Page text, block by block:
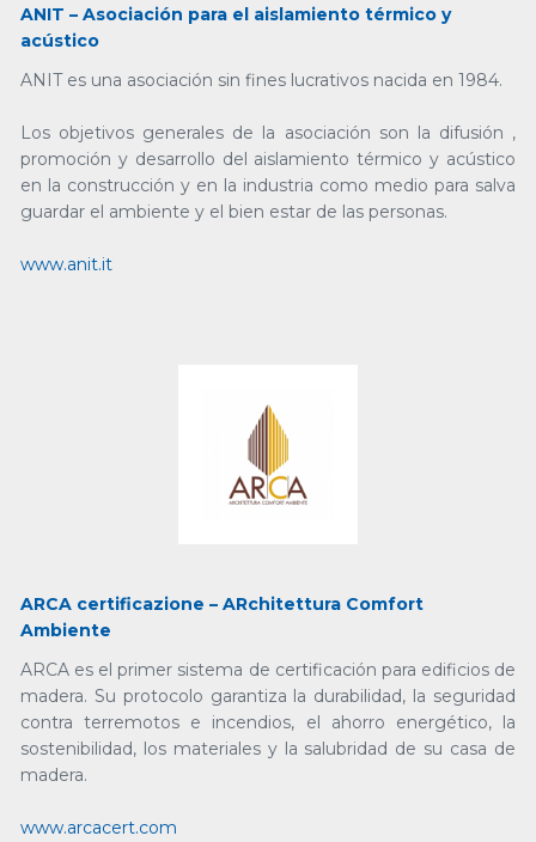
ANIT – Asociación para el aislamiento térmico y
acústico
ANIT es una asociación sin fines lucrativos nacida en 1984.
Los objetivos generales de la asociación son la difusión ,
promoción y desarrollo del aislamiento térmico y acústico
en la construcción y en la industria como medio para salva
guardar el ambiente y el bien estar de las personas.
www.anit.it
ARCA certificazione – ARchitettura Comfort
Ambiente
ARCA es el primer sistema de certificación para edificios de
madera. Su protocolo garantiza la durabilidad, la seguridad
contra terremotos e incendios, el ahorro energético, la
sostenibilidad, los materiales y la salubridad de su casa de
madera.
www.arcacert.com